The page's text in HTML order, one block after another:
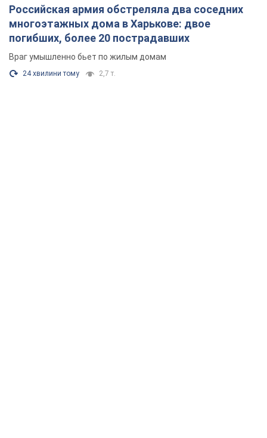
Российская армия обстреляла два соседних
многоэтажных дома в Харькове: двое
погибших, более 20 пострадавших
Враг умышленно бьет по жилым домам
24 хвилини тому 2,7 т.